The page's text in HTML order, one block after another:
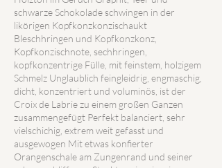
schwarze Schokolade schwingen in der
likörigen Kopfkonzkonzischaukt
Bleschhringen und Kopfkonzkonz,
Kopfkonzischnote, sechhringen,
kopfkonzentrige Fülle, mit feinstem, holzigem
Schmelz Unglaublich feingleidrig, engmaschig,
dicht, konzentriert und voluminös, ist der
Croix de Labrie zu einem großen Ganzen
zusammengefügt Perfekt balanciert, sehr
vielschichig, extrem weit gefasst und
ausgewogen Mit etwas konfierter
Orangenschale am Zungenrand und seiner